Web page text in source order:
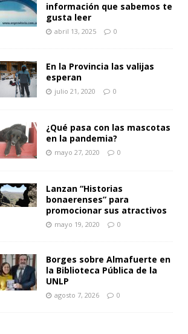
información que sabemos te
gusta leer
abril 13, 2025 0
En la Provincia las valijas
esperan
julio 21, 2020 0
¿Qué pasa con las mascotas
en la pandemia?
mayo 27, 2020 0
Lanzan “Historias
bonaerenses” para
promocionar sus atractivos
mayo 19, 2020 0
Borges sobre Almafuerte en
la Biblioteca Pública de la
UNLP
agosto 7, 2026 0